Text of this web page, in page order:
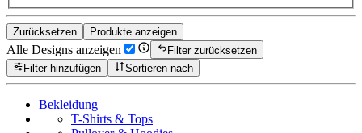
Zurücksetzen Produkte anzeigen
Alle Designs anzeigen
Filter zurücksetzen
Filter hinzufügen
Sortieren nach
Bekleidung
T-Shirts & Tops